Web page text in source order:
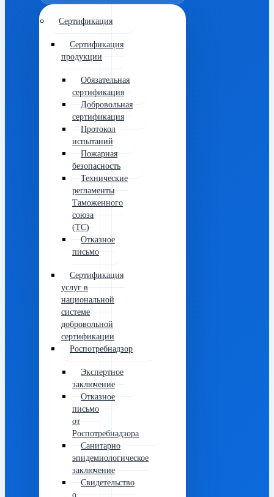
Сертификация
Сертификация
продукции
Обязательная
сертификация
Добровольная
сертификация
Протокол
испытаний
Пожарная
безопасность
Технические
регламенты
Таможенного
союза
(ТС)
Отказное
письмо
Сертификация
услуг в
национальной
системе
добровольной
сертификации
Роспотребнадзор
Экспертное
заключение
Отказное
письмо
от
Роспотребнадзора
Санитарно
эпидемиологическое
заключение
Свидетельство
о